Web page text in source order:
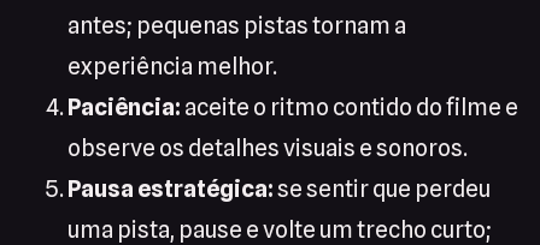
antes; pequenas pistas tornam a
experiência melhor.
Paciência: aceite o ritmo contido do filme e
observe os detalhes visuais e sonoros.
Pausa estratégica:se sentir que perdeu
uma pista, pause e volte um trecho curto;